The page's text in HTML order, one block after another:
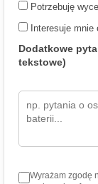
Potrzebuję
Interesuje mnie
Dodatkowe
tekstowe)
Wyrażam zgodę